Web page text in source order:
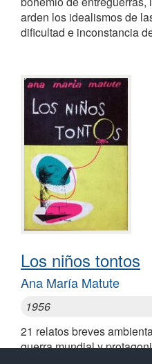
arden los idealismos de
dificultad e inconstancia
Los niños tontos
Ana María Matute
1956
21 relatos breves
guerra mundial y